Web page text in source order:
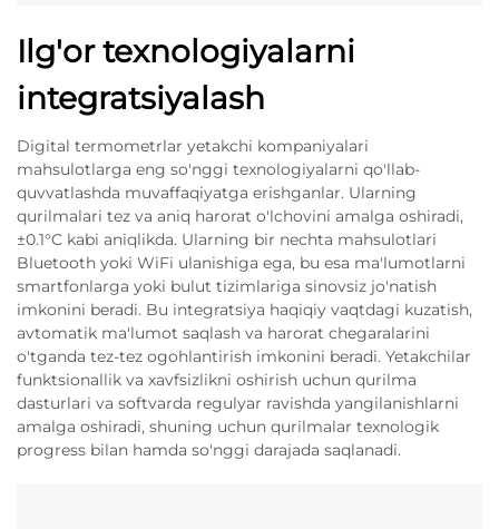
Ilg'or texnologiyalarni
integratsiyalash
Digital termometrlar yetakchi kompaniyalari
mahsulotlarga eng so'nggi texnologiyalarni qo'llab-
quvvatlashda muvaffaqiyatga erishganlar. Ularning
qurilmalari tez va aniq harorat o'lchovini amalga oshiradi,
±0.1°C kabi aniqlikda. Ularning bir nechta mahsulotlari
Bluetooth yoki WiFi ulanishiga ega, bu esa ma'lumotlarni
smartfonlarga yoki bulut tizimlariga sinovsiz jo'natish
imkonini beradi. Bu integratsiya haqiqiy vaqtdagi kuzatish,
avtomatik ma'lumot saqlash va harorat chegaralarini
o'tganda tez-tez ogohlantirish imkonini beradi. Yetakchilar
funktsionallik va xavfsizlikni oshirish uchun qurilma
dasturlari va softvarda regulyar ravishda yangilanishlarni
amalga oshiradi, shuning uchun qurilmalar texnologik
progress bilan hamda so'nggi darajada saqlanadi.